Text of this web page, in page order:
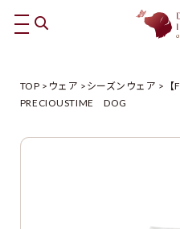
TOP ウェア シーズンウェア
PRECIOUSTIME DOG